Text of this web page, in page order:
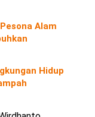
Alam
Hidup